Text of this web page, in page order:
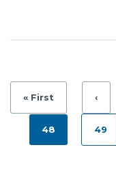
« First ‹
48 49